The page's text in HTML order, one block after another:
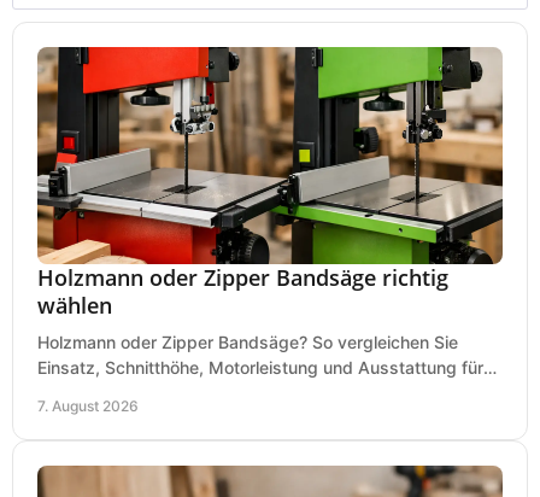
Holzmann oder Zipper Bandsäge richtig
wählen
Holzmann oder Zipper Bandsäge? So vergleichen Sie
Einsatz, Schnitthöhe, Motorleistung und Ausstattung für
7. August 2026